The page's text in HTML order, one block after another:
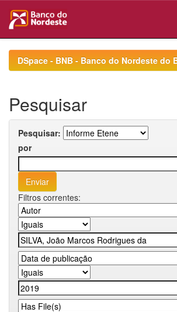
navigationDSpace - BNB - Banco do Nordeste do
Pesquisar
Pesquisar:
por
Filtros correntes: